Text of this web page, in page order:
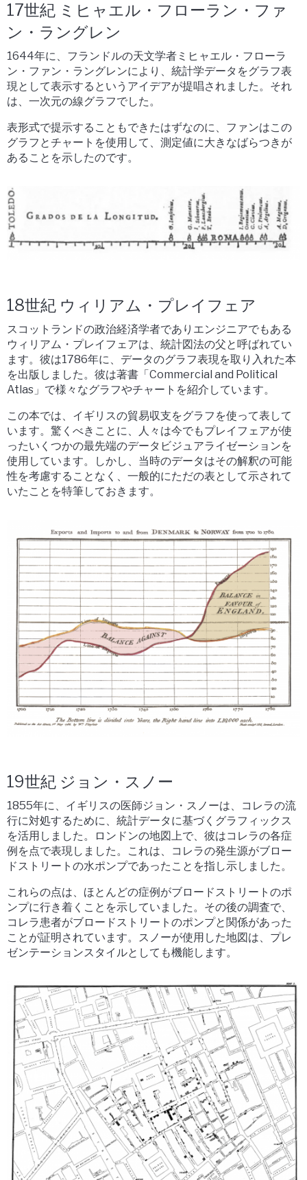
17世紀 ミヒャエル・フローラン・ファ
ン・ラングレン
1644年に、フランドルの天文学者ミヒャエル・フローラ
ン・ファン・ラングレンにより、統計学データをグラフ表
現として表示するというアイデアが提唱されました。それ
は、一次元の線グラフでした。
表形式で提示することもできたはずなのに、ファンはこの
グラフとチャートを使用して、測定値に大きなばらつきが
あることを示したのです。
18世紀 ウィリアム・プレイフェア
スコットランドの政治経済学者でありエンジニアでもある
ウィリアム・プレイフェアは、統計図法の父と呼ばれてい
ます。彼は1786年に、データのグラフ表現を取り入れた本
を出版しました。彼は著書「Commercial and Political
Atlas」で様々なグラフやチャートを紹介しています。
この本では、イギリスの貿易収支をグラフを使って表して
います。驚くべきことに、人々は今でもプレイフェアが使
ったいくつかの最先端のデータビジュアライゼーションを
使用しています。しかし、当時のデータはその解釈の可能
性を考慮することなく、一般的にただの表として示されて
いたことを特筆しておきます。
19世紀 ジョン・スノー
1855年に、イギリスの医師ジョン・スノーは、コレラの流
行に対処するために、統計データに基づくグラフィックス
を活用しました。ロンドンの地図上で、彼はコレラの各症
例を点で表現しました。これは、コレラの発生源がブロー
ドストリートの水ポンプであったことを指し示しました。
これらの点は、ほとんどの症例がブロードストリートのポ
ンプに行き着くことを示していました。その後の調査で、
コレラ患者がブロードストリートのポンプと関係があった
ことが証明されています。スノーが使用した地図は、プレ
ゼンテーションスタイルとしても機能します。